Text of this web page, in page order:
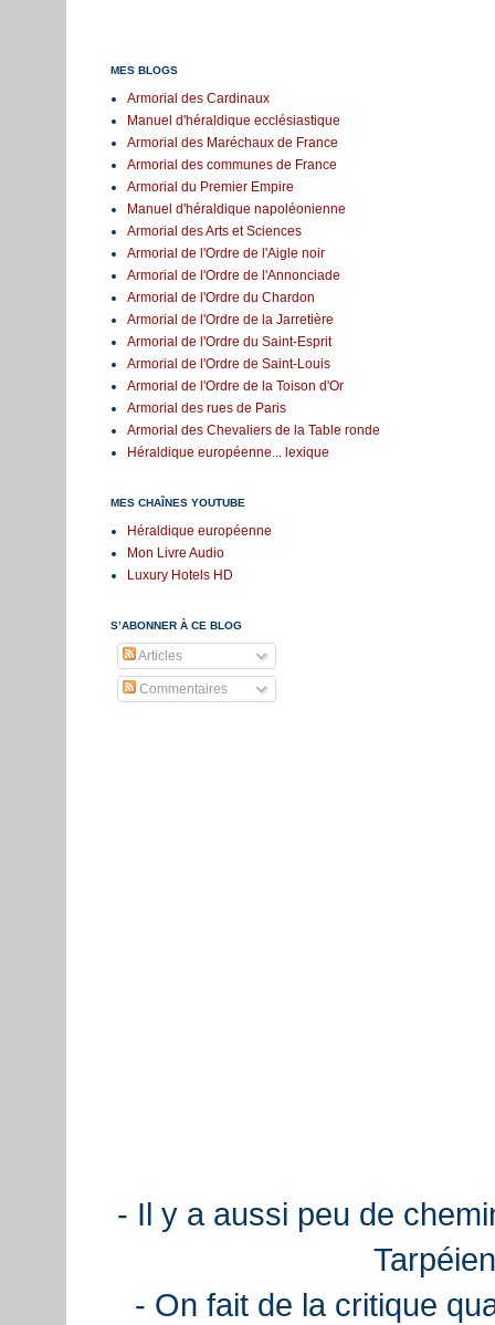
MES BLOGS
Armorial des Cardinaux
Manuel d'héraldique ecclésiastique
Armorial des Maréchaux de France
Armorial des communes de France
Armorial du Premier Empire
Manuel d'héraldique napoléonienne
Armorial des Arts et Sciences
Armorial de l'Ordre de l'Aigle noir
Armorial de l'Ordre de l'Annonciade
Armorial de l'Ordre du Chardon
Armorial de l'Ordre de la Jarretière
Armorial de l'Ordre du Saint-Esprit
Armorial de l'Ordre de Saint-Louis
Armorial de l'Ordre de la Toison d'Or
Armorial des rues de Paris
Armorial des Chevaliers de la Table ronde
Héraldique européenne... lexique
MES CHAÎNES YOUTUBE
Héraldique européenne
Mon Livre Audio
Luxury Hotels HD
S’ABONNER À CE BLOG
Articles
Commentaires
- Il y a aussi peu de
- On fait de la critique